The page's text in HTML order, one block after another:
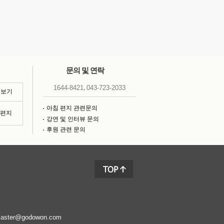
기
지
문의 및 연락
1644-8421 043-723-2033
아침 편지 관련문의
강연 및 인터뷰 문의
후원 관련 문의